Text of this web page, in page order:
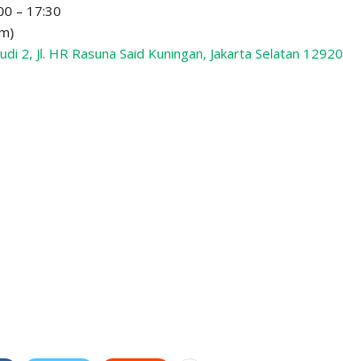
– 17:30
2, Jl. HR Rasuna Said Kuningan, Jakarta Selatan 12920